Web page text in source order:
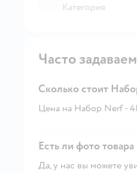
Категория
Часто
Сколько стоит
Цена на Набор Nerf -
Есть ли фото
Да, у нас вы можете